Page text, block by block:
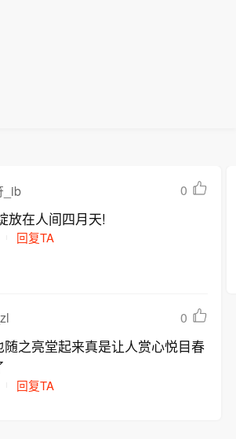
_ib 0
放在人间四月天!
回复TA
0
之亮堂起来真是让人赏心悦目春
回复TA